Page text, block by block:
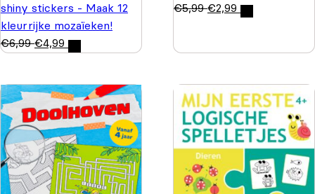
shiny stickers - Maak 12
kleurrijke mozaïeken!
€6,99 €4,99
€5,99 €2,99